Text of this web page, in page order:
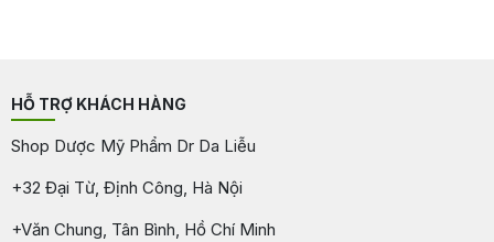
HỖ TRỢ KHÁCH HÀNG
Shop Dược Mỹ Phẩm Dr Da Liễu
+32 Đại Từ, Định Công, Hà Nội
+Văn Chung, Tân Bình, Hồ Chí Minh